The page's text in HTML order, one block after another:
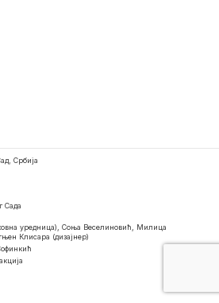
Србија
Сада
уредница), Соња Веселиновић, Милица
Клисара (дизајнер)